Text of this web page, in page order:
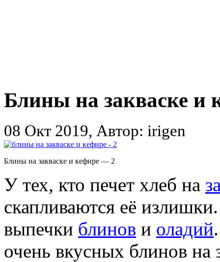
Блины на закваске и
08 Окт 2019, Автор: irigen
Блины на закваске и кефире — 2
У тех, кто печет хлеб на
скапливаются её
выпечки блинов и оладий
очень вкусных блинов на